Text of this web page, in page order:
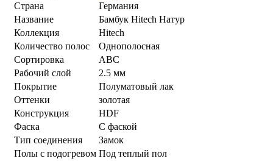
Страна
Германия
Название
Бамбук Hitech Натур
Коллекция
Hitech
Количество полос
Однополосная
Сортировка
ABС
Рабочий слой
2.5 мм
Покрытие
Полуматовый лак
Оттенки
золотая
Конструкция
HDF
Фаска
С фаской
Тип соединения
Замок
Полы с подогревом Под теплый пол